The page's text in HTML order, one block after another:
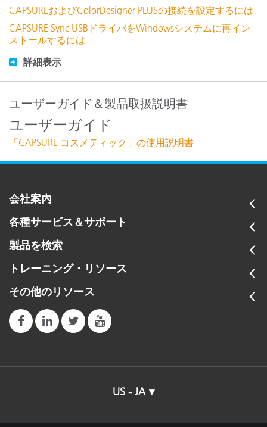
CAPSUREおよびColorDesigner PLUSの接続を設定するには
CAPSURE Sync USBドライバをWindowsシステムに再イン
ストールするには
詳細表示
ユーザーガイド＆製品取扱説明書
ユーザーガイド
「CAPSURE コスメティック」の使用説明書
会社案内
各種サービス＆サポート
製品を検索
トレーニング・リソース
その他のリソース
US - JA